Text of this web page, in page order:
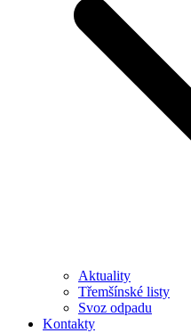
Aktuality
Třemšínské listy
Svoz odpadu
Kontakty